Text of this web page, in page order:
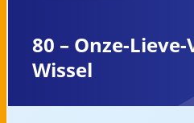
80 – Onze-
Wissel